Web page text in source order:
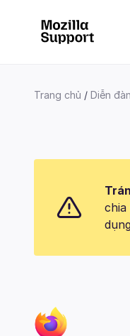
Trang chủ Diễn
chia